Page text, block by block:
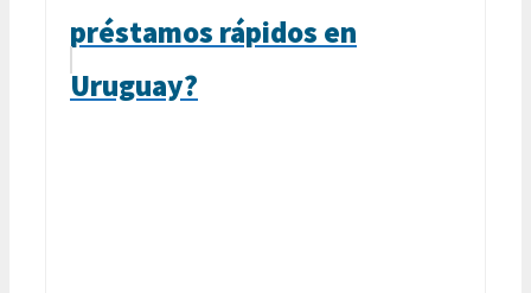
préstamos rápidos en
Uruguay?